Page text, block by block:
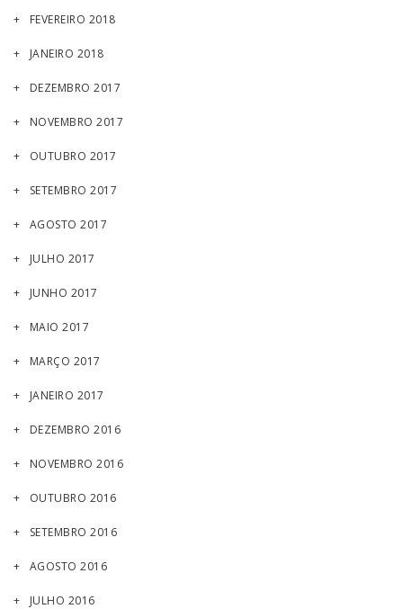
FEVEREIRO 2018
JANEIRO 2018
DEZEMBRO 2017
NOVEMBRO 2017
OUTUBRO 2017
SETEMBRO 2017
AGOSTO 2017
JULHO 2017
JUNHO 2017
MAIO 2017
MARÇO 2017
JANEIRO 2017
DEZEMBRO 2016
NOVEMBRO 2016
OUTUBRO 2016
SETEMBRO 2016
AGOSTO 2016
JULHO 2016